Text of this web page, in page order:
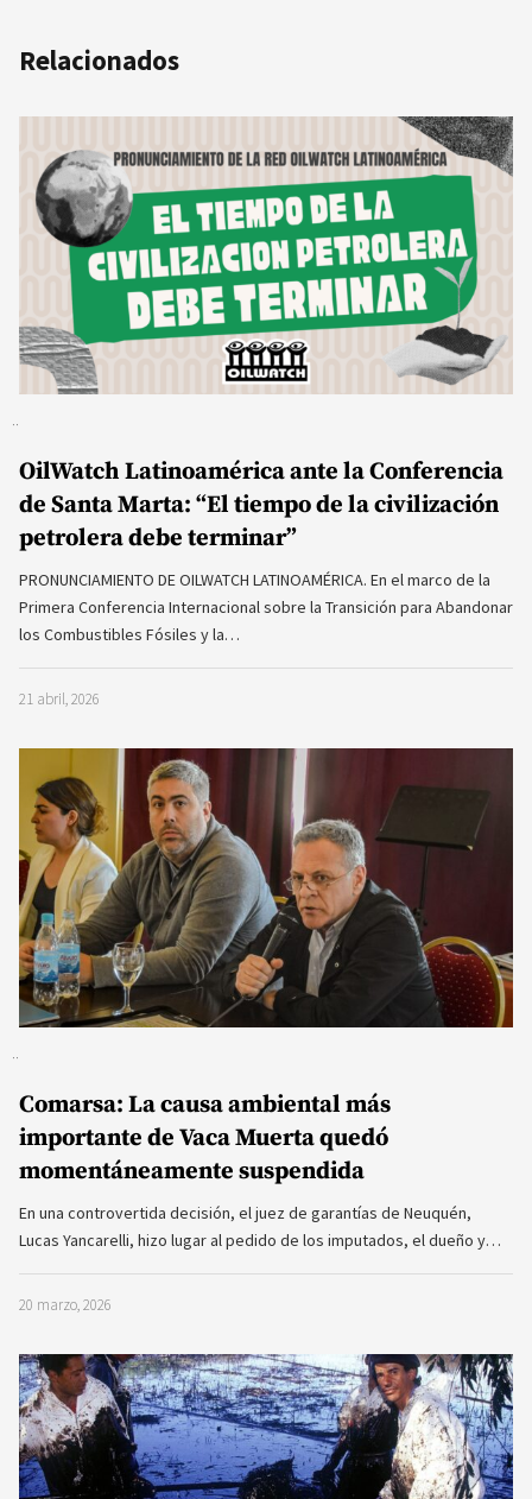
Relacionados
OilWatch Latinoamérica ante la Conferencia
de Santa Marta: “El tiempo de la civilización
petrolera debe terminar”
PRONUNCIAMIENTO DE OILWATCH LATINOAMÉRICA. En el marco de la
Primera Conferencia Internacional sobre la Transición para Abandonar
los Combustibles Fósiles y la…
21 abril, 2026
Comarsa: La causa ambiental más
importante de Vaca Muerta quedó
momentáneamente suspendida
En una controvertida decisión, el juez de garantías de Neuquén,
Lucas Yancarelli, hizo lugar al pedido de los imputados, el dueño y…
20 marzo, 2026